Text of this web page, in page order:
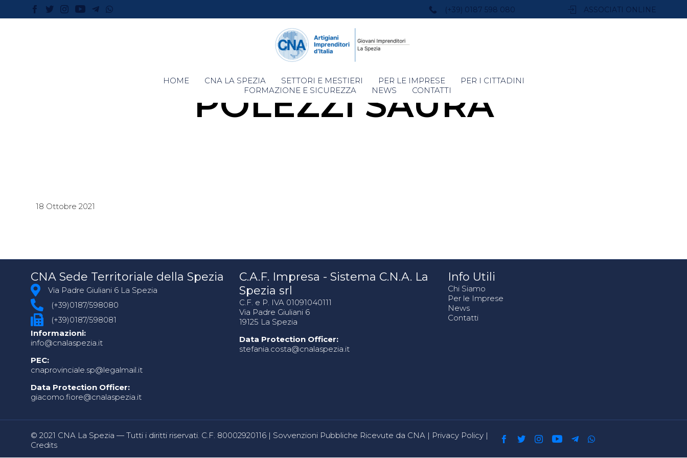
(+39) 0187 598 080 ASSOCIATI ONLINE
Skip
to
HOME CNA LA SPEZIA SETTORI E MESTIERI PER LE IMPRESE
PER I CITTADINI
FORMAZIONE E SICUREZZA
NEWS CONTATTI
POLEZZI SAURA
18 Ottobre 2021
CNA Sede Territoriale della Spezia
Via Padre Giuliani 6 La Spezia
(+39)0187/598080
(+39)0187/598081
Informazioni:
info@cnalaspezia.it
PEC:
cnaprovinciale.sp@legalmail.it
Data Protection Officer:
giacomo.fiore@cnalaspezia.it
C.A.F. Impresa - Sistema C.N.A. La
Spezia srl
C.F. e P. IVA 01091040111
Via Padre Giuliani 6
19125 La Spezia
Data Protection Officer:
stefania.costa@cnalaspezia.it
Info Utili
Chi Siamo
Per le Imprese
News
Contatti
© 2021 CNA La Spezia — Tutti i diritti riservati. C.F. 80002920116 | Sovvenzioni Pubbliche Ricevute da CNA | Privacy Policy |
Credits